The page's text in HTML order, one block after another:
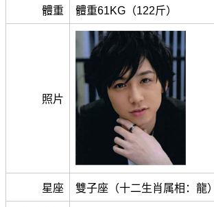
體重 體重61KG（122斤）
照片
星座 雙子座（十二生肖属相：龍）